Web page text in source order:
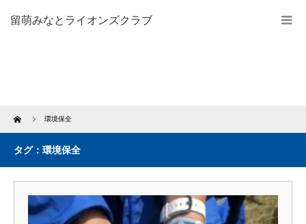
留萌みなとライオンズクラブ
Home 環境保全
タグ：環境保全